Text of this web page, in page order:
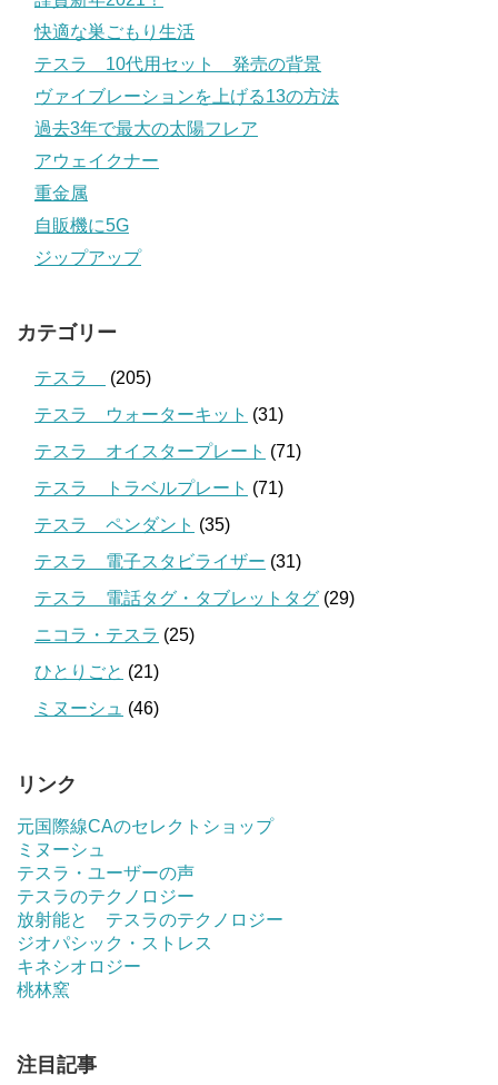
快適な巣ごもり生活
テスラ 10代用セット 発売の背景
ヴァイブレーションを上げる13の方法
過去3年で最大の太陽フレア
アウェイクナー
重金属
自販機に5G
ジップアップ
カテゴリー
テスラ
(205)
テスラ ウォーターキット (31)
テスラ オイスタープレート (71)
テスラ トラベルプレート (71)
テスラ ペンダント (35)
テスラ 電子スタビライザー (31)
テスラ 電話タグ・タブレットタグ (29)
ニコラ・テスラ (25)
ひとりごと (21)
ミヌーシュ (46)
リンク
元国際線CAのセレクトショップ
ミヌーシュ
テスラ・ユーザーの声
テスラのテクノロジー
放射能と テスラのテクノロジー
ジオパシック・ストレス
キネシオロジー
桃林窯
注目記事